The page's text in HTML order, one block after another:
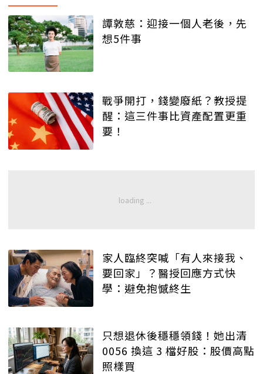
譚敦慈：迎接一個人老後，先
想5件事
戰爭開打，錢變廢紙？教授提
醒：這三件事比資產配置更重
要！
家人臨終突喊「有人來接我、
要回家」？醫授回應方式快
學：避免抱憾終生
只想退休後穩穩領錢！她出清
0056 換這 3 檔好股：股價高點
照樣買